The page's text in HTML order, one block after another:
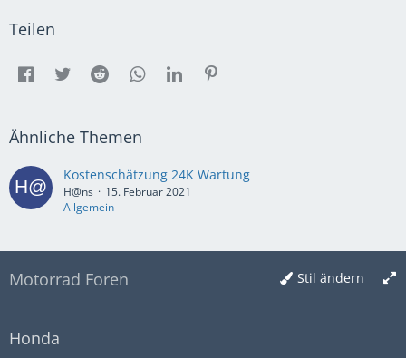
Teilen
Ähnliche Themen
Kostenschätzung 24K Wartung
H@ns
15. Februar 2021
Allgemein
Stil ändern
Motorrad Foren
Honda